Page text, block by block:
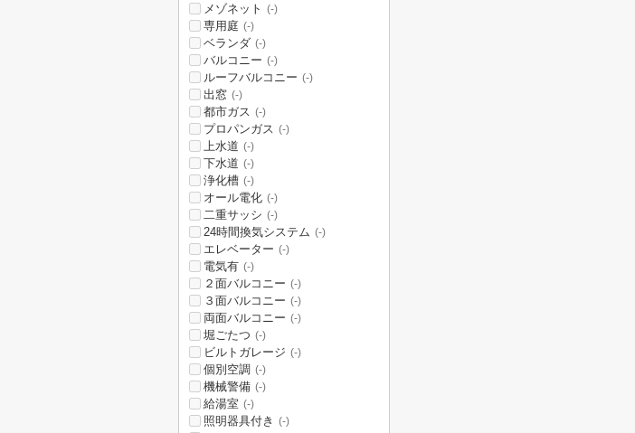
メゾネット (-)
専用庭 (-)
ベランダ (-)
バルコニー (-)
ルーフバルコニー (-)
出窓 (-)
都市ガス (-)
プロパンガス (-)
上水道 (-)
下水道 (-)
浄化槽 (-)
オール電化 (-)
二重サッシ (-)
24時間換気システム (-)
エレベーター (-)
電気有 (-)
２面バルコニー (-)
３面バルコニー (-)
両面バルコニー (-)
堀ごたつ (-)
ビルトガレージ (-)
個別空調 (-)
機械警備 (-)
給湯室 (-)
照明器具付き (-)